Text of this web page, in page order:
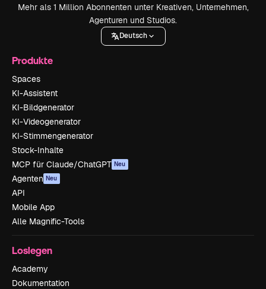
Mehr als 1 Million Abonnenten unter Kreativen, Unternehmen,
Agenturen und Studios.
Deutsch
Produkte
Spaces
KI-Assistent
KI-Bildgenerator
KI-Videogenerator
KI-Stimmengenerator
Stock-Inhalte
MCP für Claude/ChatGPT Neu
Agenten Neu
API
Mobile App
Alle Magnific-Tools
Loslegen
Academy
Dokumentation